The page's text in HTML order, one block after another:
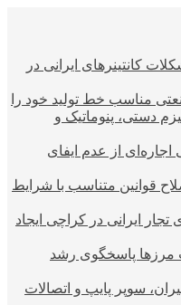
کانتینرهای ایرانی در
مناسب خط تولید خود را
دستی، پنوماتیک و
اجاره‌ای از عدم ایفای
قوانین متناسب با شرایط
ایرانی در کراچی ایجاد
مرزها پاسخگوی رشد
سوپر پایپ و اتصالات